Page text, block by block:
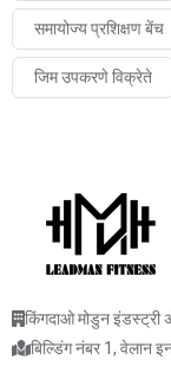
समायोज्य प्रशिक्षण बेंच
जिम उपकरणे विक्रेते
किंगदाओ मोडुन इंडस्ट्री
बिल्डिंग नंबर 1, वेलान